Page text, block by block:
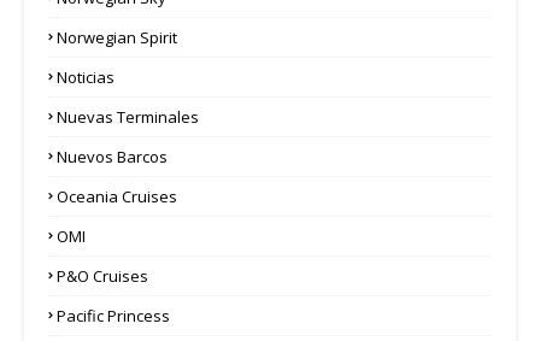
Norwegian Spirit
Noticias
Nuevas Terminales
Nuevos Barcos
Oceania Cruises
OMI
P&O Cruises
Pacific Princess